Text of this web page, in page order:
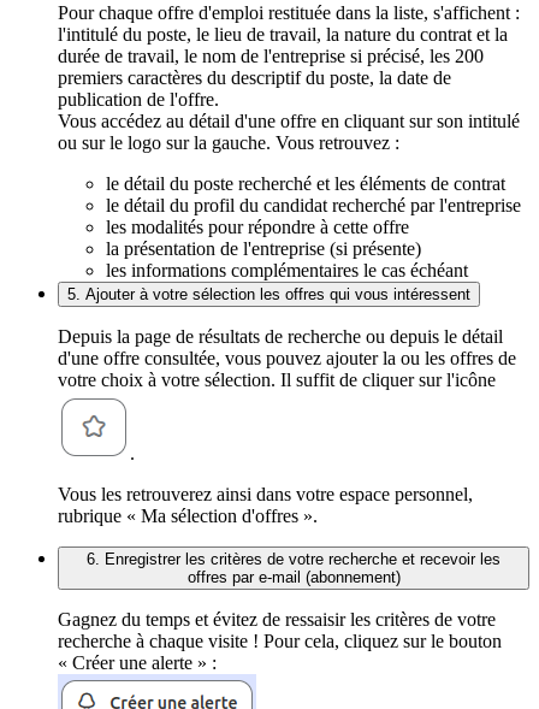
Pour chaque offre d'emploi restituée dans la liste, s'affichent :
l'intitulé du poste, le lieu de travail, la nature du contrat et la
durée de travail, le nom de l'entreprise si précisé, les 200
premiers caractères du descriptif du poste, la date de
publication de l'offre.
Vous accédez au détail d'une offre en cliquant sur son intitulé
ou sur le logo sur la gauche. Vous retrouvez :
le détail du poste recherché et les éléments de contrat
le détail du profil du candidat recherché par l'entreprise
les modalités pour répondre à cette offre
la présentation de l'entreprise (si présente)
les informations complémentaires le cas échéant
5. Ajouter à votre sélection les offres qui vous intéressent
Depuis la page de résultats de recherche ou depuis le détail
d'une offre consultée, vous pouvez ajouter la ou les offres de
votre choix à votre sélection. Il suffit de cliquer sur l'icône
.
Vous les retrouverez ainsi dans votre espace personnel,
rubrique « Ma sélection d'offres ».
6. Enregistrer les critères de votre recherche et recevoir les
offres par e-mail (abonnement)
Gagnez du temps et évitez de ressaisir les critères de votre
recherche à chaque visite ! Pour cela, cliquez sur le bouton
« Créer une alerte » :